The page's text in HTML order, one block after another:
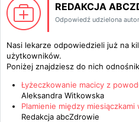
REDAKCJA
Odpowiedź udzielona
Nasi lekarze odpowiedzieli już na
użytkowników.
Poniżej znajdziesz do nich
Łyżeczkowanie macicy z
Aleksandra Witkowska
Plamienie między miesiączkami
Redakcja abcZdrowie